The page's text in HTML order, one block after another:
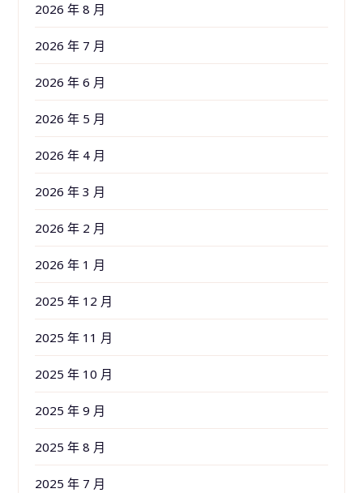
2026 年 8 月
2026 年 7 月
2026 年 6 月
2026 年 5 月
2026 年 4 月
2026 年 3 月
2026 年 2 月
2026 年 1 月
2025 年 12 月
2025 年 11 月
2025 年 10 月
2025 年 9 月
2025 年 8 月
2025 年 7 月